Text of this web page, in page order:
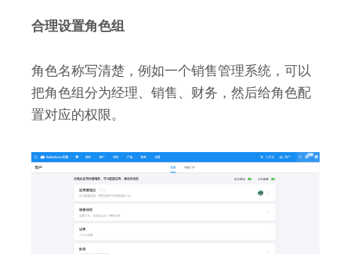
合理设置角色组
角色名称写清楚，例如一个销售管理系统，可以
把角色组分为经理、销售、财务，然后给角色配
置对应的权限。